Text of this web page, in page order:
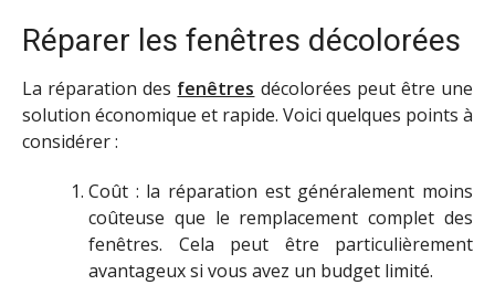
Réparer les fenêtres décolorées
La réparation des fenêtres décolorées peut être une
solution économique et rapide. Voici quelques points à
considérer :
Coût : la réparation est généralement moins
coûteuse que le remplacement complet des
fenêtres. Cela peut être particulièrement
avantageux si vous avez un budget limité.